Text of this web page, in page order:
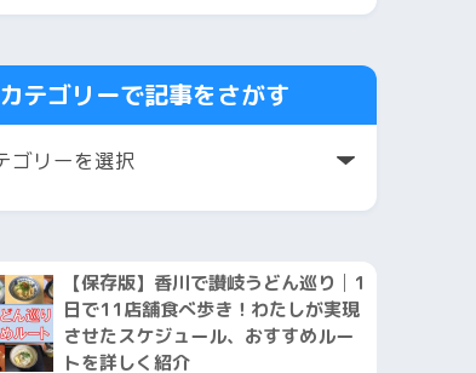
カテゴリーで記事をさがす
【保存版】香川で讃岐うどん巡り│1
日で11店舗食べ歩き！わたしが実現
させたスケジュール、おすすめルー
トを詳しく紹介